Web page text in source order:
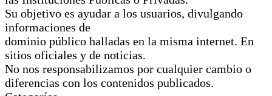
Su objetivo es ayudar a los usuarios, divulgando
informaciones de
dominio público halladas en la misma internet. En
sitios oficiales y de noticias.
No nos responsabilizamos por cualquier cambio o
diferencias con los contenidos publicados.